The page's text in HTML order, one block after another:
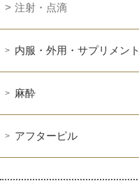
注射・点滴
内服・外用・サプリメント
麻酔
アフターピル